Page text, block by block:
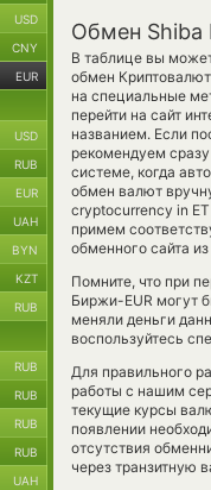
Обмен Shiba
В таблице вы
обмен
на специальные
перейти на сайт
названием. Если
рекомендуем
системе, когда
обмен валют
cryptocurrency in
примем
обменного сайта
Помните, что при
Биржи-EUR могут
меняли деньги
воспользуйтесь
Для правильного
работы с нашим
текущие курсы
появлении
отсутствия
через транзитную
USD
CNY
EUR
USD
RUB
EUR
UAH
BYN
KZT
RUB
RUB
RUB
RUB
RUB
UAH